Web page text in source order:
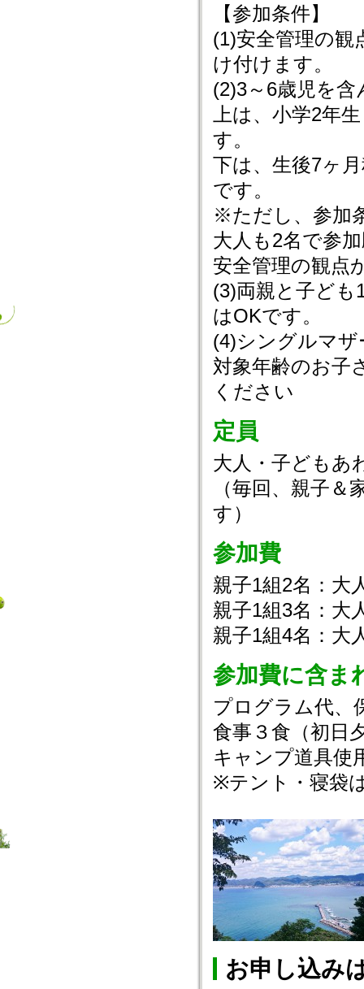
【参加条件】
(1)安全管理の観
け付けます。
(2)3～6歳児を
上は、小学2年
す。
下は、生後7ヶ
です。
※ただし、参加
大人も2名で参
安全管理の観点
(3)両親と子ども
はOKです。
(4)シングルマ
対象年齢のお子
ください
定員
大人・子どもあ
（毎回、親子
す）
参加費
親子1組2名：大
親子1組3名：大
親子1組4名：大
参加費に含ま
プログラム代、
食事３食（初日
キャンプ道具使
※テント・寝袋
お申し込み